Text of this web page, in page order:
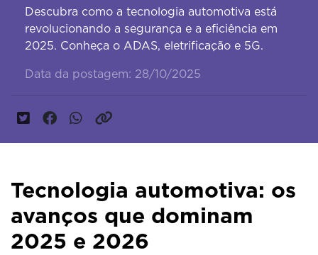
Descubra como a tecnologia automotiva está
revolucionando a segurança e a eficiência em
2025. Conheça o ADAS, eletrificação e 5G.
Data da postagem: 28/10/2025
Tecnologia automotiva: os
avanços que dominam
2025 e 2026